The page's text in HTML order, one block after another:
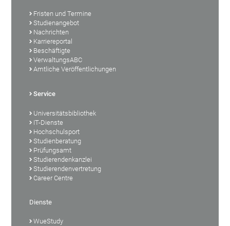
Fristen und Termine
Studienangebot
Nachrichten
Karriereportal
Beschäftigte
VerwaltungsABC
Amtliche Veröffentlichungen
Service
Universitätsbibliothek
IT-Dienste
Hochschulsport
Studienberatung
Prüfungsamt
Studierendenkanzlei
Studierendenvertretung
Career Centre
Dienste
WueStudy